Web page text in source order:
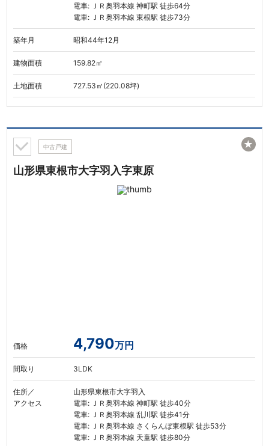
電車: ＪＲ奥羽本線 神町駅 徒歩64分
電車: ＪＲ奥羽本線 東根駅 徒歩73分
築年月 昭和44年12月
建物面積 159.82㎡
土地面積 727.53㎡(220.08坪)
中古戸建
山形県東根市大字羽入字東原
価格 4,790万円
間取り 3LDK
住所／
アクセス
山形県東根市大字羽入
電車: ＪＲ奥羽本線 神町駅 徒歩40分
電車: ＪＲ奥羽本線 乱川駅 徒歩41分
電車: ＪＲ奥羽本線 さくらんぼ東根駅 徒歩53分
電車: ＪＲ奥羽本線 天童駅 徒歩80分
★